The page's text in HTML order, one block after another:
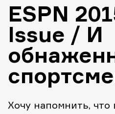
ESPN
Issue / И
Хочу напомнить, что